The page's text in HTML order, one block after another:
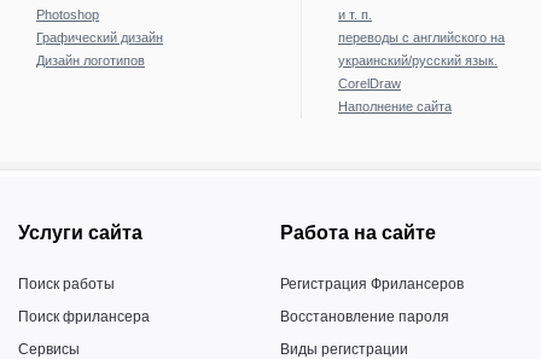
Photoshop
Графический дизайн
Дизайн логотипов
и т. п.
переводы с английского на
украинский/русский язык.
CorelDraw
Наполнение сайта
Услуги сайта
Поиск работы
Поиск фрилансера
Сервисы
Работа на сайте
Регистрация Фрилансеров
Восстановление пароля
Виды регистрации